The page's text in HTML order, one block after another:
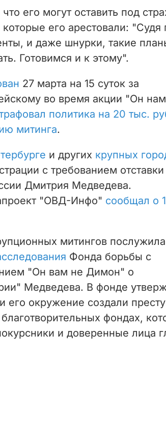
его могут оставить под
его арестовали: "Судя
и даже шнурки, такие
Готовимся и к этому".
27 марта на 15 суток за
во время акции "Он
политика на 20 тыс.
митинга.
и других крупных
с требованием отставки
Дмитрия Медведева.
"ОВД-Инфо" сообщал о
митингов послужила
Фонда борьбы с
"Он вам не Димон" о
Медведева. В фонде
его окружение создали
фондах,
и доверенные лица